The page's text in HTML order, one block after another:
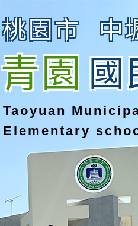
桃園市 中
青園國
Taoyuan
Elementary